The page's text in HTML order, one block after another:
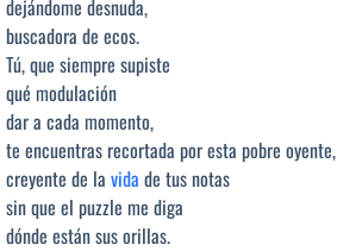
dejándome desnuda,
buscadora de ecos.
Tú, que siempre supiste
qué modulación
dar a cada momento,
te encuentras recortada por esta pobre oyente,
creyente de la vida de tus notas
sin que el puzzle me diga
dónde están sus orillas.